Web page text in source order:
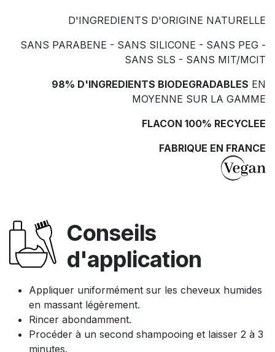
D'INGREDIENTS D'ORIGINE NATURELLE
SANS PARABENE - SANS SILICONE - SANS PEG -
SANS SLS - SANS MIT/MCIT
98% D'INGREDIENTS BIODEGRADABLES EN
MOYENNE SUR LA GAMME
FLACON 100% RECYCLEE
FABRIQUE EN FRANCE
Conseils
d'application
Appliquer uniformément sur les cheveux humides
en massant légèrement.
Rincer abondamment.
Procéder à un second shampooing et laisser 2 à 3
minutes.